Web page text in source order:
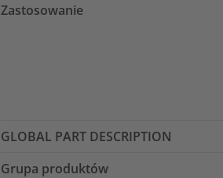
Zastosowanie
GLOBAL PART DESCRIPTION
Grupa produktów